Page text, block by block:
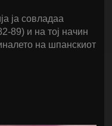
ја совладаа
89) и на тој начин
на шпанскиот